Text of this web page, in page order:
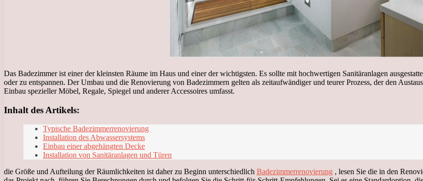
Das Badezimmer ist einer der kleinsten Räume im Haus und einer der wichtigsten. Es sollte mit hochwertigen Sanitäranlagen
oder zu entspannen. Der Umbau und die Renovierung von Badezimmern gelten als zeitaufwändiger und teurer Prozess, der den
Einbau spezieller Möbel, Regale, Spiegel und anderer Accessoires umfasst.
Inhalt des Artikels:
Typische Badezimmerrenovierung
Installation des Abwassersystems
Einbau einer abgehängten Decke
Installation von Sanitäranlagen und Türen
die Größe und Aufteilung der Räumlichkeiten ist daher zu Beginn unterschiedlich Badezimmerrenovierung , lesen Sie die in den